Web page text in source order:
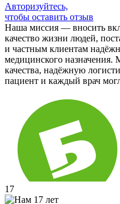
Авторизуйтесь,
чтобы оставить отзыв
Наша миссия — вносить
качество жизни людей,
и частным клиентам
медицинского назначения.
качества, надёжную
пациент и каждый врач
17